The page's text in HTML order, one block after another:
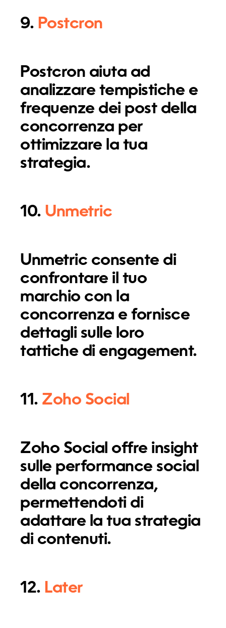
9. Postcron
Postcron aiuta ad
analizzare tempistiche e
frequenze dei post della
concorrenza per
ottimizzare la tua
strategia.
10. Unmetric
Unmetric consente di
confrontare il tuo
marchio con la
concorrenza e fornisce
dettagli sulle loro
tattiche di engagement.
11. Zoho Social
Zoho Social offre insight
sulle performance social
della concorrenza,
permettendoti di
adattare la tua strategia
di contenuti.
12. Later